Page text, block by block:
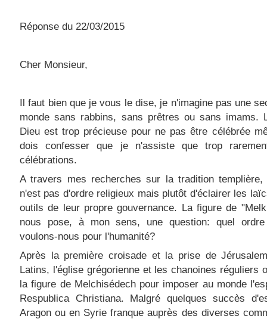
Réponse du 22/03/2015
Cher Monsieur,
Il faut bien que je vous le dise, je n'imagine pas une
monde sans rabbins, sans prêtres ou sans imams.
Dieu est trop précieuse pour ne pas être célébrée
dois confesser que je n'assiste que trop
célébrations.
A travers mes recherches sur la tradition templière,
n'est pas d'ordre religieux mais plutôt d'éclairer les
outils de leur propre gouvernance. La figure de
nous pose, à mon sens, une question: quel ordre
voulons-nous pour l'humanité?
Après la première croisade et la prise de
Latins, l'église grégorienne et les chanoines réguliers
la figure de Melchisédech pour imposer au monde
Respublica Christiana. Malgré quelques succès
Aragon ou en Syrie franque auprès des diverses